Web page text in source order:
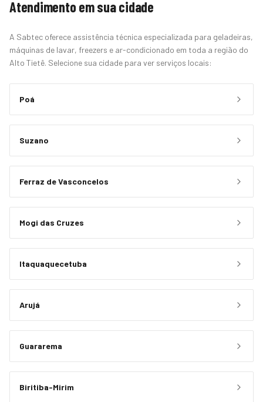
Atendimento em sua cidade
A Sabtec oferece assistência técnica especializada para geladeiras,
máquinas de lavar, freezers e ar-condicionado em toda a região do
Alto Tietê. Selecione sua cidade para ver serviços locais:
Poá
Suzano
Ferraz de Vasconcelos
Mogi das Cruzes
Itaquaquecetuba
Arujá
Guararema
Biritiba-Mirim